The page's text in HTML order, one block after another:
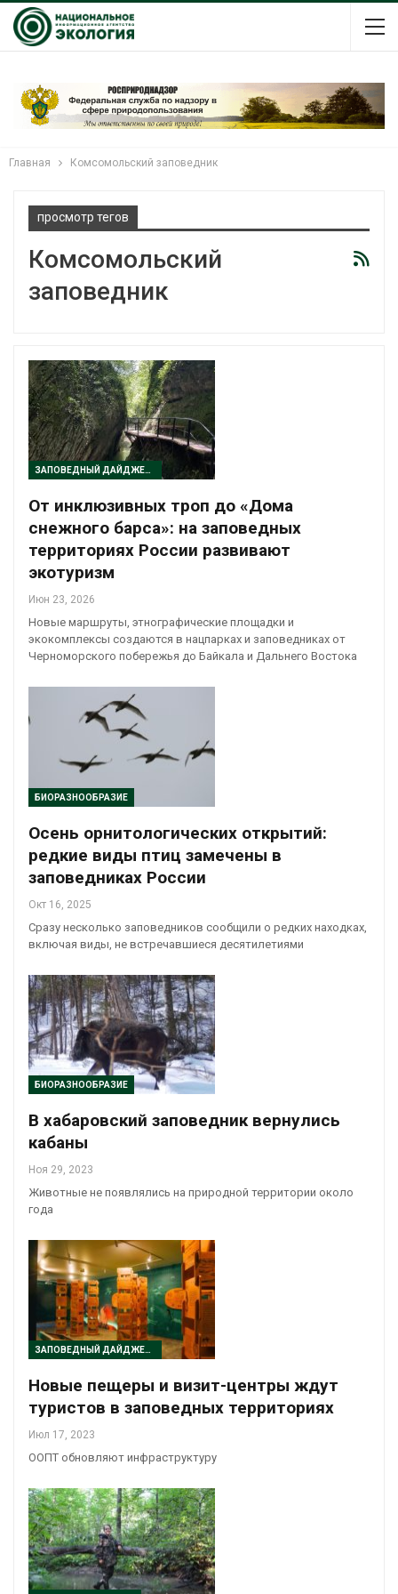
Главная Комсомольский заповедник
просмотр тегов
Комсомольский
заповедник
ЗАПОВЕДНЫЙ ДАЙДЖЕСТ
От инклюзивных троп до «Дома
снежного барса»: на заповедных
территориях России развивают
экотуризм
Июн 23, 2026
Новые маршруты, этнографические площадки и
экокомплексы создаются в нацпарках и заповедниках от
Черноморского побережья до Байкала и Дальнего Востока
БИОРАЗНООБРАЗИЕ
Осень орнитологических открытий:
редкие виды птиц замечены в
заповедниках России
Окт 16, 2025
Сразу несколько заповедников сообщили о редких находках,
включая виды, не встречавшиеся десятилетиями
БИОРАЗНООБРАЗИЕ
В хабаровский заповедник вернулись
кабаны
Ноя 29, 2023
Животные не появлялись на природной территории около
года
ЗАПОВЕДНЫЙ ДАЙДЖЕСТ
Новые пещеры и визит-центры ждут
туристов в заповедных территориях
Июл 17, 2023
ООПТ обновляют инфраструктуру